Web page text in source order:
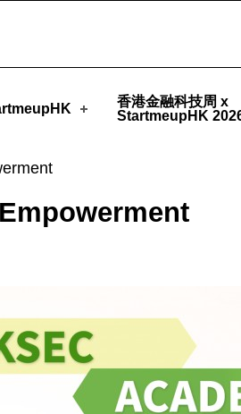
香港金融科技周 x
StartmeupHK